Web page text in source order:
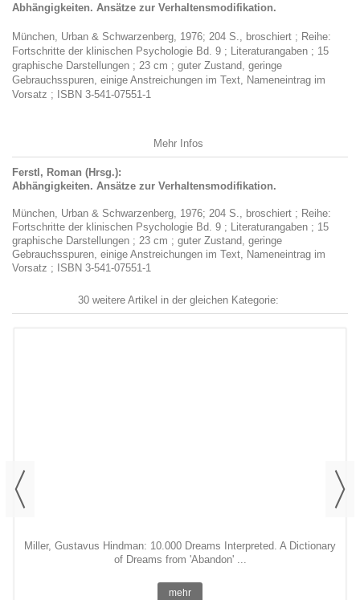
Abhängigkeiten. Ansätze zur Verhaltensmodifikation.
München, Urban & Schwarzenberg, 1976; 204 S., broschiert ; Reihe:
Fortschritte der klinischen Psychologie Bd. 9 ; Literaturangaben ; 15
graphische Darstellungen ; 23 cm ; guter Zustand, geringe
Gebrauchsspuren, einige Anstreichungen im Text, Nameneintrag im
Vorsatz ; ISBN 3-541-07551-1
Mehr Infos
Ferstl, Roman (Hrsg.):
Abhängigkeiten. Ansätze zur Verhaltensmodifikation.
München, Urban & Schwarzenberg, 1976; 204 S., broschiert ; Reihe:
Fortschritte der klinischen Psychologie Bd. 9 ; Literaturangaben ; 15
graphische Darstellungen ; 23 cm ; guter Zustand, geringe
Gebrauchsspuren, einige Anstreichungen im Text, Nameneintrag im
Vorsatz ; ISBN 3-541-07551-1
30 weitere Artikel in der gleichen Kategorie:
Miller, Gustavus Hindman: 10.000 Dreams Interpreted. A Dictionary
of Dreams from 'Abandon' ...
mehr